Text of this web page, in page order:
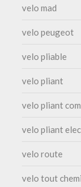
velo mad
velo peugeot
velo pliable
velo pliant
velo pliant
velo pliant
velo route
velo tout